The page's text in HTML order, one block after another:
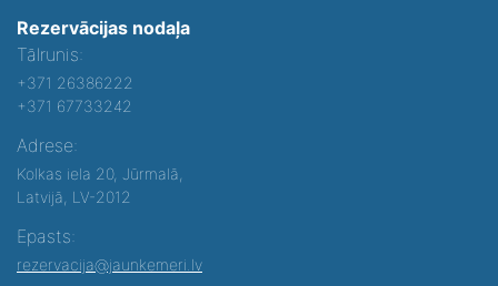
Rezervācijas nodaļa
Tālrunis:
+371 26386222
+371 67733242
Adrese:
Kolkas iela 20, Jūrmalā,
Latvijā, LV-2012
Epasts:
rezervacija@jaunkemeri.lv